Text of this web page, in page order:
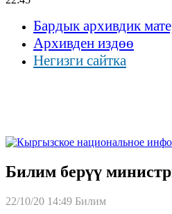
Бардык архивдик
Архивден издөө
Негизги сайтка
Билим берүү
22/10/20 14:49 Билим